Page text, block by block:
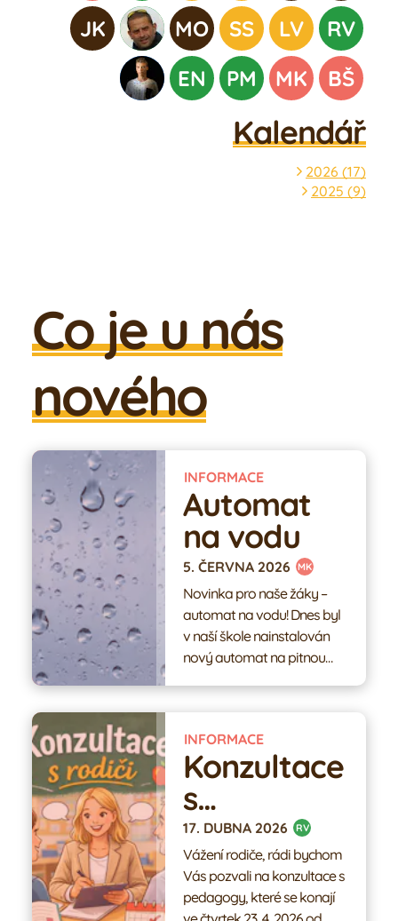
JK
MO SS LV
RV
EN
PM MK BŠ
Kalendář
2026 (17)
2025 (9)
Co je u nás
nového
INFORMACE
Automat
na vodu
5. ČERVNA 2026 MK
Novinka pro naše žáky –
automat na vodu! Dnes byl
v naší škole nainstalován
nový automat na pitnou
filtrovanou vodu – perlivou
nebo neperlivou. K využití
automatu stačí, když si děti
přinesou do školy vlastní
prázdnou lahev, kterou si
mohou podle potřeby
doplňovat. Věříme, že tato
novinka podpoří správný
pitný režim a zároveň
INFORMACE
Konzultace
s
pedagogy
17. DUBNA 2026 RV
Vážení rodiče, rádi bychom
Vás pozvali na konzultace s
pedagogy, které se konají